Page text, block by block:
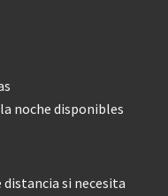
noche disponibles
distancia si necesita